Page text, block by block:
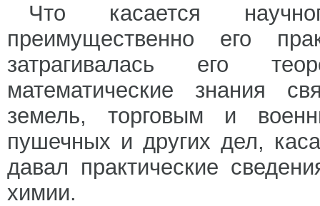
Что касается
преимущественно его
затрагивалась его
математические знания
земель, торговым и
пушечных и других дел,
давал практические
химии.